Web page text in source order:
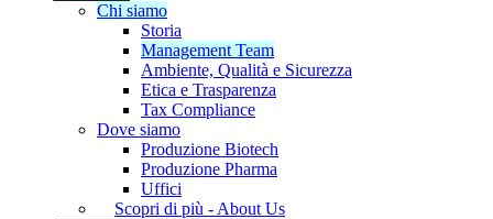
Chi siamo
Storia
Management Team
Ambiente, Qualità e Sicurezza
Etica e Trasparenza
Tax Compliance
Dove siamo
Produzione Biotech
Produzione Pharma
Uffici
Scopri di più - About Us